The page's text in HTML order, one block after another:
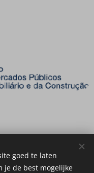
goed te laten
je de best mogelijke